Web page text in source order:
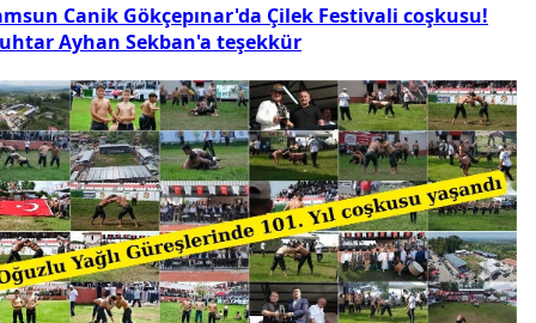
Canik Gökçepınar'da Çilek Festivali coşkusu!
Ayhan Sekban'a teşekkür